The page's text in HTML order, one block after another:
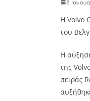
8
H Volvo
του
Η
της
σειράς